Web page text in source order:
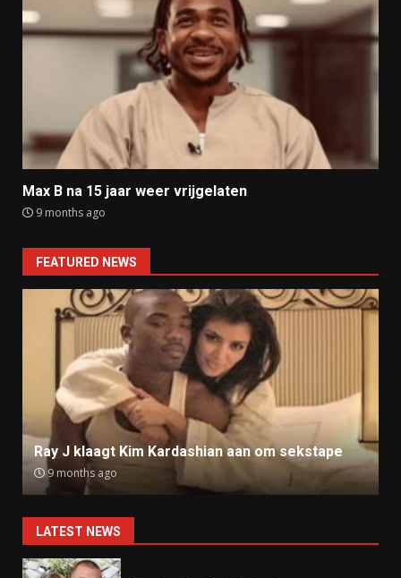
Max B na 15 jaar weer vrijgelaten
9 months ago
FEATURED NEWS
Ray J klaagt Kim Kardashian aan om sekstape
9 months ago
LATEST NEWS